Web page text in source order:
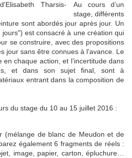
Au cours d’un
stage, différents
sont abordés jour après jour. Un
est consacré à une création qui
se construire, avec des propositions
jour sans être connues à l'avance. Le
en chaque action, et l’incertitude dans
et dans son sujet final, sont à
entrant dans la composition de
du stage du 10 au 15 juillet 2016 :
(mélange de blanc de Meudon et de
également 6 fragments de réels :
image, papier, carton, épluchure…